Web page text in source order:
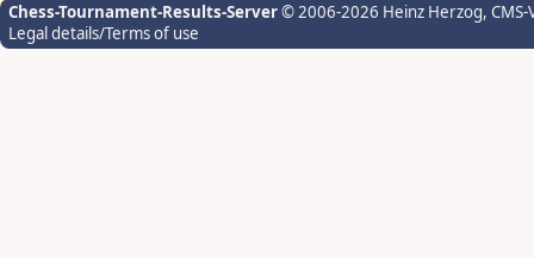
Chess-Tournament-Results-Server© 2006-2026 Heinz Herzog,
Legal details/Terms of use